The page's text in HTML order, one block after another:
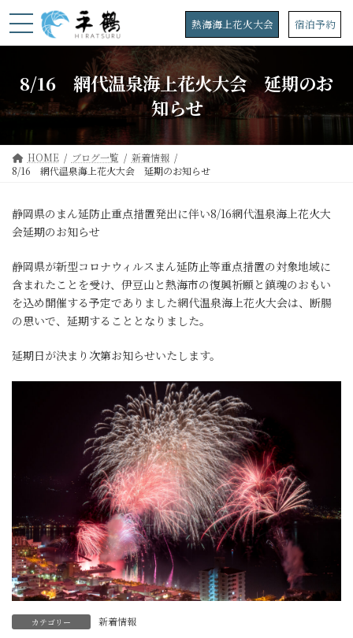
ン
キ
プ
ビ
に
動
熱海海上花火大会 宿泊予約
8/16 網代温泉海上花火大会 延期のお
知らせ
HOME ブログ一覧
新着情報
8/16 網代温泉海上花火大会 延期のお知らせ
静岡県のまん延防止重点措置発出に伴い8/16網代温泉海上花火大
会延期のお知らせ
静岡県が新型コロナウィルスまん延防止等重点措置の対象地域に
含まれたことを受け、伊豆山と熱海市の復興祈願と鎮魂のおもい
を込め開催する予定でありました網代温泉海上花火大会は、断腸
の思いで、延期することとなりました。
延期日が決まり次第お知らせいたします。
カテゴリー 新着情報